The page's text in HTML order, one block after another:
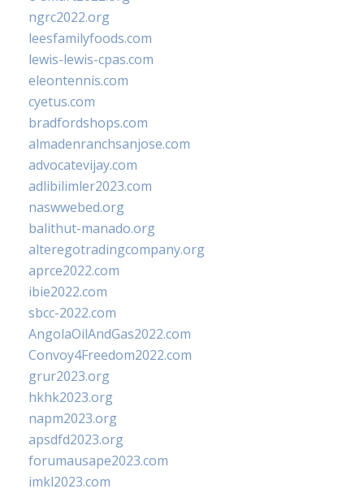
ngrc2022.org
leesfamilyfoods.com
lewis-lewis-cpas.com
eleontennis.com
cyetus.com
bradfordshops.com
almadenranchsanjose.com
advocatevijay.com
adlibilimler2023.com
naswwebed.org
balithut-manado.org
alteregotradingcompany.org
aprce2022.com
ibie2022.com
sbcc-2022.com
AngolaOilAndGas2022.com
Convoy4Freedom2022.com
grur2023.org
hkhk2023.org
napm2023.org
apsdfd2023.org
forumausape2023.com
imkl2023.com